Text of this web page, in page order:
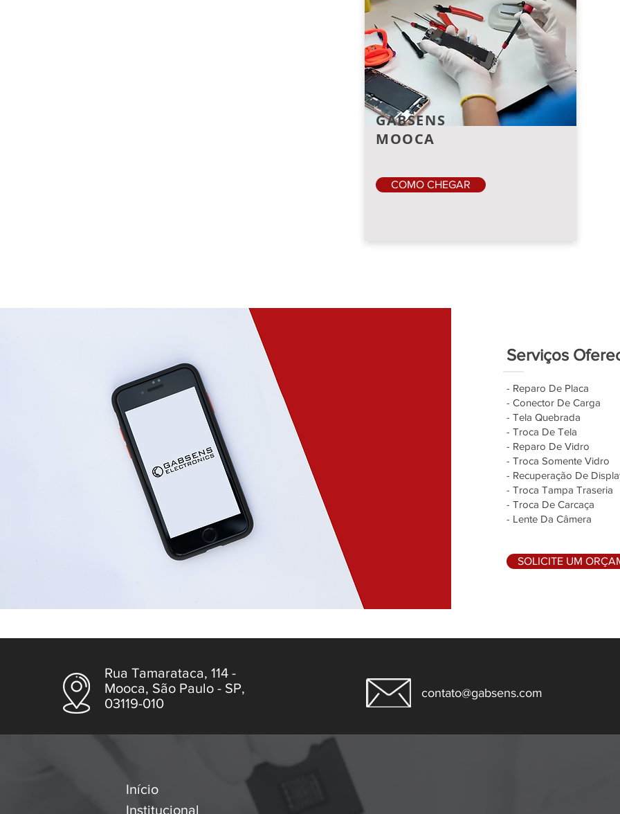
GABSENS
MOOCA
COMO CHEGAR
Serviços
- Reparo De Placa
- Conector De Carga
- Tela Quebrada
- Troca De Tela
- Reparo De Vidro
- Troca Somente Vidro
- Recuperação De
- Troca Tampa Traseria
- Troca De Carcaça
- Lente Da Câmera
SOLICITE UM
Rua Tamarataca, 114 -
Mooca, São Paulo - SP,
03119-010
contato@gabsens.com
Início
Institucional